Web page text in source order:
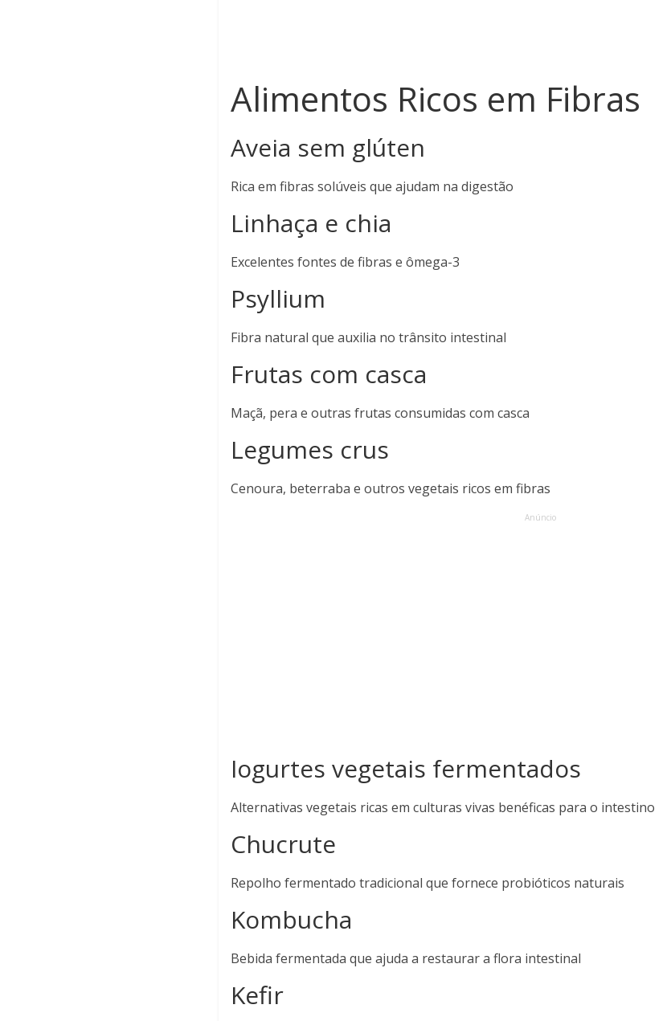
Alimentos Ricos em Fibras
Aveia sem glúten
Rica em fibras solúveis que ajudam na digestão
Linhaça e chia
Excelentes fontes de fibras e ômega-3
Psyllium
Fibra natural que auxilia no trânsito intestinal
Frutas com casca
Maçã, pera e outras frutas consumidas com casca
Legumes crus
Cenoura, beterraba e outros vegetais ricos em fibras
Anúncio
Iogurtes vegetais fermentados
Alternativas vegetais ricas em culturas vivas benéficas para o intestino
Chucrute
Repolho fermentado tradicional que fornece probióticos naturais
Kombucha
Bebida fermentada que ajuda a restaurar a flora intestinal
Kefir